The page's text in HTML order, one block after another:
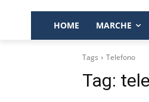
HOME MARCHE
Tags Telefono
Tag: